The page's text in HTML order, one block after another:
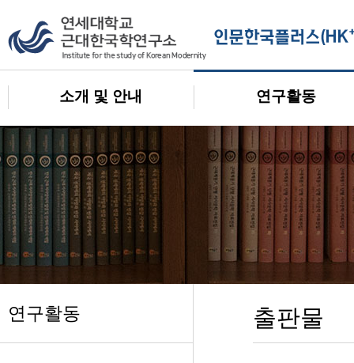
소개 및 안내 연구활동
연구활동 출판물